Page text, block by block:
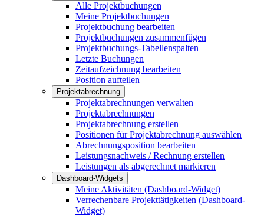
Alle Projektbuchungen
Meine Projektbuchungen
Projektbuchung bearbeiten
Projektbuchungen zusammenfügen
Projektbuchungs-Tabellenspalten
Letzte Buchungen
Zeitaufzeichnung bearbeiten
Position aufteilen
Projektabrechnung
Projektabrechnungen verwalten
Projektabrechnungen
Projektabrechnung erstellen
Positionen für Projektabrechnung auswählen
Abrechnungsposition bearbeiten
Leistungsnachweis / Rechnung erstellen
Leistungen als abgerechnet markieren
Dashboard-Widgets
Meine Aktivitäten (Dashboard-Widget)
Verrechenbare Projekttätigkeiten (Dashboard-
Widget)